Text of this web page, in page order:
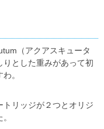
（アクアスキュータ
りとした重みがあって初
。
リッジが２つとオリジ